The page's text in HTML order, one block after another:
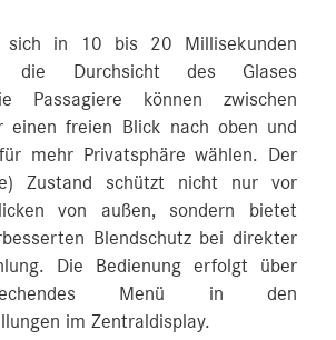
sich in 10 bis 20 Millisekunden
die Durchsicht des Glases
Passagiere können zwischen
einen freien Blick nach oben und
mehr Privatsphäre wählen. Der
Zustand schützt nicht nur vor
von außen, sondern bietet
Blendschutz bei direkter
Die Bedienung erfolgt über
Menü in den
im Zentraldisplay.